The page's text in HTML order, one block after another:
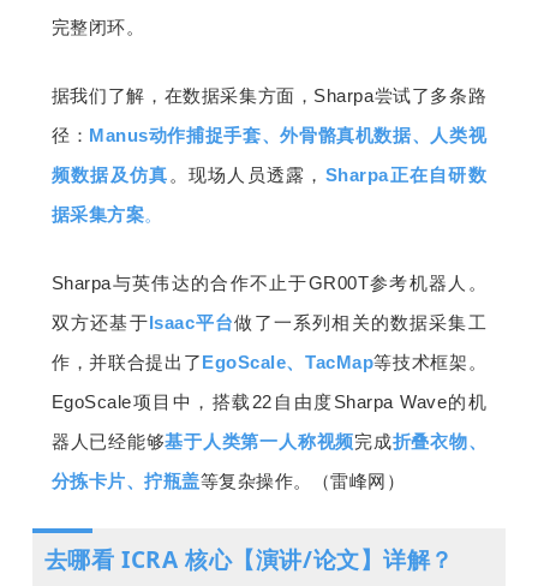
完整闭环。
据我们了解，在数据采集方面，Sharpa尝试了多条路
径： Manus动作捕捉手套、外骨骼真机数据、人类视
频数据及仿真 。现场人员透露， Sharpa正在自研数
据采集方案。
Sharpa与英伟达的合作不止于GR00T参考机器人。
双方还基于Isaac平台做了一系列相关的数据采集工
作，并联合提出了EgoScale、TacMap等技术框架。
EgoScale项目中，搭载22自由度Sharpa Wave的机
器人已经能够基于人类第一人称视频完成折叠衣物、
分拣卡片、拧瓶盖等复杂操作。（雷峰网）
去哪看 ICRA 核心【演讲/论文】详解？